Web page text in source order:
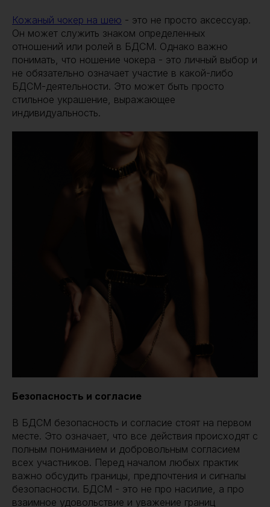
Кожаный чокер на шею - это не просто аксессуар.
Он может служить знаком определенных
отношений или ролей в БДСМ. Однако важно
понимать, что ношение чокера - это личный выбор и
не обязательно означает участие в какой-либо
БДСМ-деятельности. Это может быть просто
стильное украшение, выражающее
индивидуальность.
Безопасность и согласие
В БДСМ безопасность и согласие стоят на первом
месте. Это означает, что все действия происходят с
полным пониманием и добровольным согласием
всех участников. Перед началом любых практик
важно обсудить границы, предпочтения и сигналы
безопасности. БДСМ - это не про насилие, а про
взаимное удовольствие и уважение границ